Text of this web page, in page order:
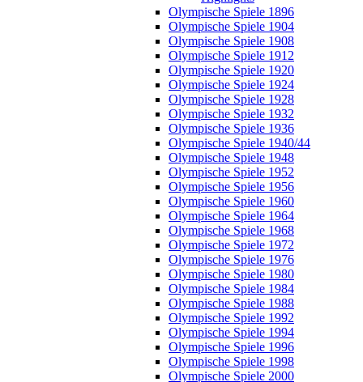
Olympische Spiele 1896
Olympische Spiele 1904
Olympische Spiele 1908
Olympische Spiele 1912
Olympische Spiele 1920
Olympische Spiele 1924
Olympische Spiele 1928
Olympische Spiele 1932
Olympische Spiele 1936
Olympische Spiele 1940/44
Olympische Spiele 1948
Olympische Spiele 1952
Olympische Spiele 1956
Olympische Spiele 1960
Olympische Spiele 1964
Olympische Spiele 1968
Olympische Spiele 1972
Olympische Spiele 1976
Olympische Spiele 1980
Olympische Spiele 1984
Olympische Spiele 1988
Olympische Spiele 1992
Olympische Spiele 1994
Olympische Spiele 1996
Olympische Spiele 1998
Olympische Spiele 2000